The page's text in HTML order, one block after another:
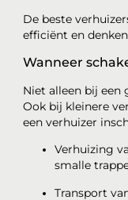
De beste
efficiënt en
Wanneer
Niet alleen bij een
Ook bij kleinere
een verhuizer
Verhuizing
smalle
Transport